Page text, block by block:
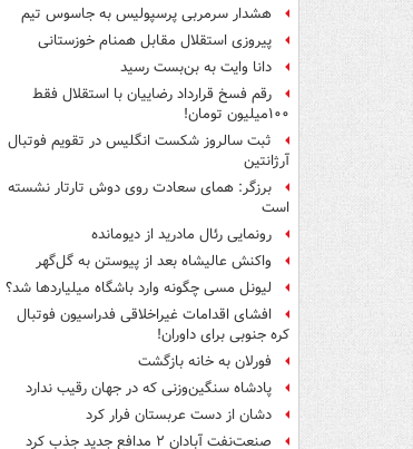
هشدار سرمربی پرسپولیس به جاسوس تیم
پیروزی استقلال مقابل همنام خوزستانی
دانا وایت به بن‌بست رسید
رقم فسخ قرارداد رضاییان با استقلال فقط
۱۰۰میلیون تومان!
ثبت سالروز شکست انگلیس در تقویم فوتبال
آرژانتین
برزگر: همای سعادت روی دوش تارتار نشسته
است
رونمایی رئال مادرید از دیومانده
واکنش عالیشاه بعد از پیوستن به گل‌گهر
لیونل مسی چگونه وارد باشگاه میلیاردها شد؟
افشای اقدامات غیراخلاقی فدراسیون فوتبال
کره جنوبی برای داوران!
فورلان به خانه بازگشت
پادشاه سنگین‌وزنی که در جهان رقیب ندارد
دشان از دست عربستان فرار کرد
صنعت‌نفت آبادان ۲ مدافع جدید جذب کرد